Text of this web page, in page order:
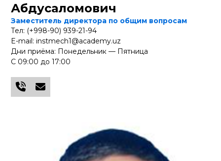
Абдусаломович
Заместитель директора по общим вопросам
Тел: (+998-90) 939-21-94
E-mail: instmech1@academy.uz
Дни приёма: Понедельник — Пятница
С 09:00 до 17:00